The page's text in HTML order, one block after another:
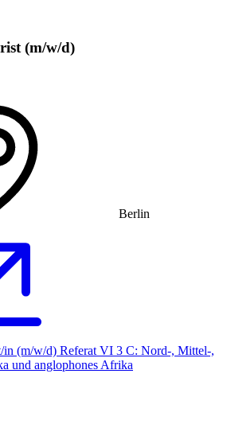
(m/w/d)
Berlin
in (m/w/d) Referat VI 3 C: Nord-, Mittel-,
und anglophones Afrika